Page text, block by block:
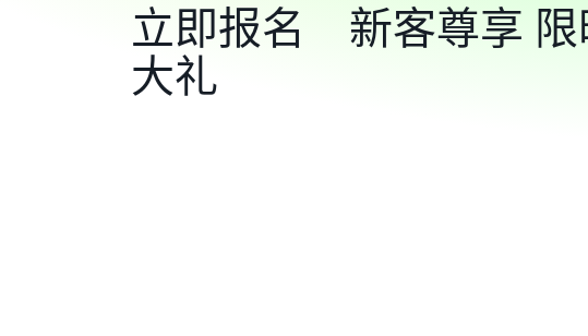
立即报名 新客尊享 限
大礼